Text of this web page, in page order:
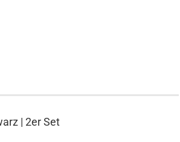
| 2er Set